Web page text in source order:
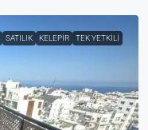
SATILIK KELEPIR TEK YETKILI